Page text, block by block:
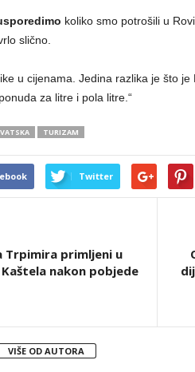
koliko smo potrošili u
slično.
u cijenama. Jedina razlika je što je
za litre i pola litre.“
TURIZAM
Twitter
Trpimira primljeni u
nakon pobjede
VIŠE OD AUTORA